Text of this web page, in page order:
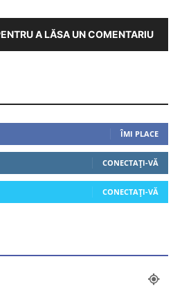
A LĂSA UN COMENTARIU
ÎMI PLACE
CONECTAȚI-VĂ
CONECTAȚI-VĂ